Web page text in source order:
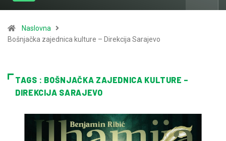
Naslovna
Bošnjačka zajednica kulture – Direkcija Sarajevo
TAGS : BOŠNJAČKA ZAJEDNICA KULTURE –
DIREKCIJA SARAJEVO